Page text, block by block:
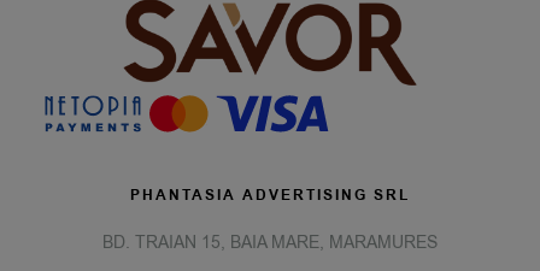
PHANTASIA ADVERTISING SRL
BD. TRAIAN 15, BAIA MARE, MARAMURES